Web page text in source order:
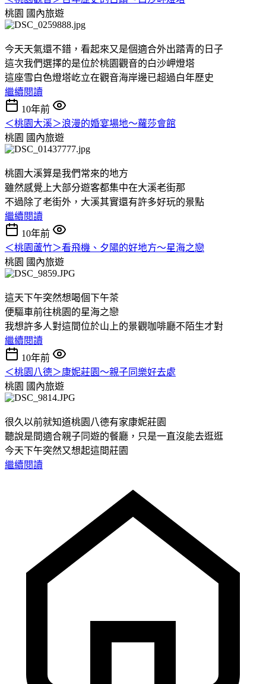
桃園 國內旅遊
今天天氣還不錯，看起來又是個適合外出踏青的日子
這次我們選擇的是位於桃園觀音的白沙岬燈塔
這座雪白色燈塔屹立在觀音海岸邊已超過白年歷史
繼續閱讀
10年前
＜桃園大溪＞浪漫的婚宴場地～蘿莎會館
桃園 國內旅遊
桃園大溪算是我們常來的地方
雖然感覺上大部分遊客都集中在大溪老街那
不過除了老街外，大溪其實還有許多好玩的景點
繼續閱讀
10年前
＜桃園蘆竹＞看飛機、夕陽的好地方～星海之戀
桃園 國內旅遊
這天下午突然想喝個下午茶
便驅車前往桃園的星海之戀
我想許多人對這間位於山上的景觀咖啡廳不陌生才對
繼續閱讀
10年前
＜桃園八德＞康妮莊園～親子同樂好去處
桃園 國內旅遊
很久以前就知道桃園八德有家康妮莊園
聽說是間適合親子同遊的餐廳，只是一直沒能去逛逛
今天下午突然又想起這間莊園
繼續閱讀